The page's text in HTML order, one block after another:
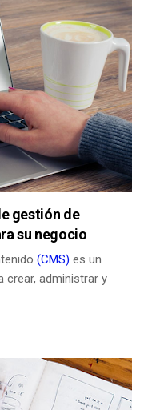
gestión de
su negocio
(CMS) es un
crear, administrar y